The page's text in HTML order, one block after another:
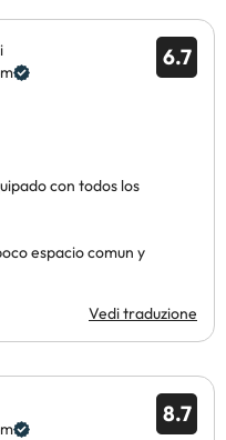
6.7
con todos los
espacio comun y
Vedi traduzione
8.7